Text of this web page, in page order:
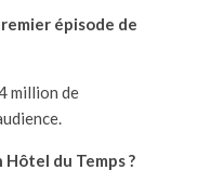
épisode de
million de
Hôtel du Temps ?